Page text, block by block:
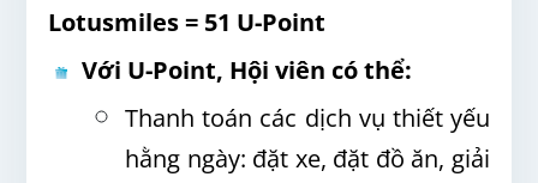
Lotusmiles = 51 U-Point
Với U-Point, Hội viên có thể:
Thanh toán các dịch vụ thiết yếu
hằng ngày: đặt xe, đặt đồ ăn, giải